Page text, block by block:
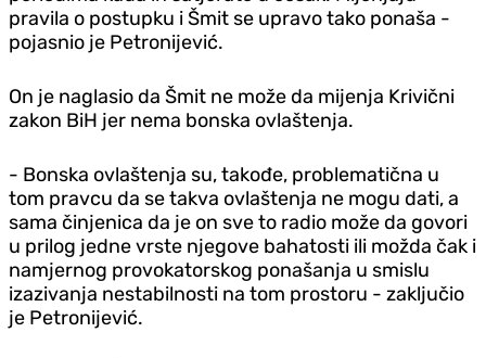
pravila o postupku i Šmit se upravo tako ponaša -
pojasnio je Petronijević.
On je naglasio da Šmit ne može da mijenja Krivični
zakon BiH jer nema bonska ovlaštenja.
- Bonska ovlaštenja su, takođe, problematična u
tom pravcu da se takva ovlaštenja ne mogu dati, a
sama činjenica da je on sve to radio može da govori
u prilog jedne vrste njegove bahatosti ili možda čak i
namjernog provokatorskog ponašanja u smislu
izazivanja nestabilnosti na tom prostoru - zaključio
je Petronijević.